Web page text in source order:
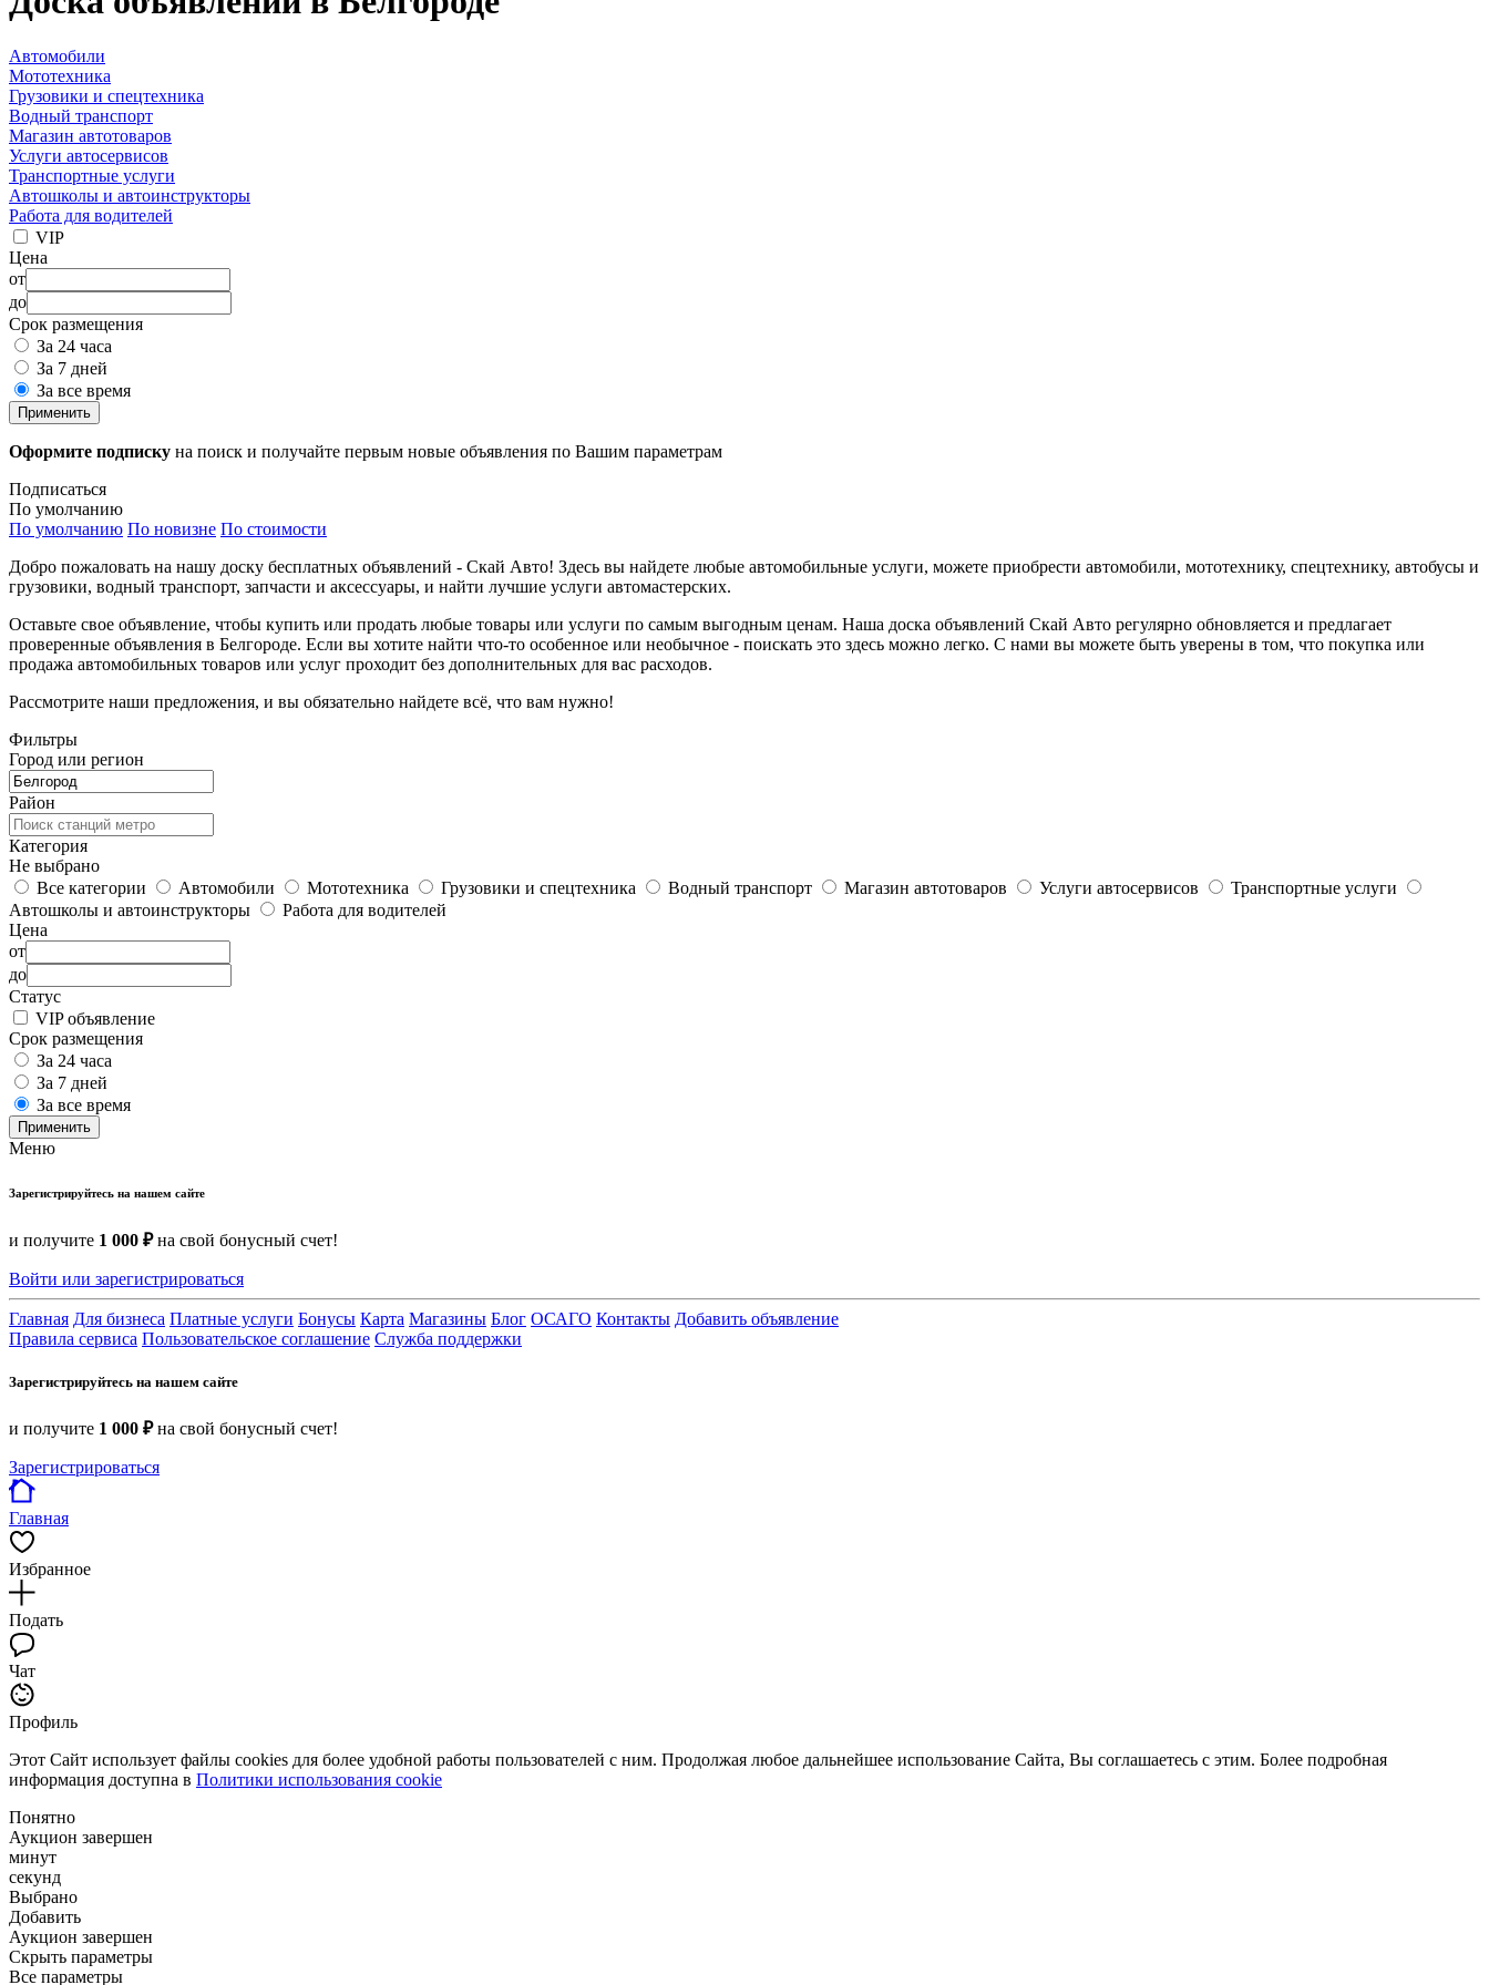
Автомобили
Мототехника
Грузовики и спецтехника
Водный транспорт
Магазин автотоваров
Услуги автосервисов
Транспортные услуги
Автошколы и автоинструкторы
Работа для водителей
VIP
Цена
от
до
Срок размещения
За 24 часа
За 7 дней
За все время
Применить
Оформите подписку на поиск и получайте первым новые объявления по Вашим параметрам
Подписаться
По умолчанию
По умолчанию По новизне По стоимости
Добро пожаловать на нашу доску бесплатных объявлений - Скай Авто! Здесь вы найдете любые автомобильные услуги, можете приобрести автомобили, мототехнику, спецтехнику, автобусы и
грузовики, водный транспорт, запчасти и аксессуары, и найти лучшие услуги автомастерских.
Оставьте свое объявление, чтобы купить или продать любые товары или услуги по самым выгодным ценам. Наша доска объявлений Скай Авто регулярно обновляется и предлагает
проверенные объявления в Белгороде. Если вы хотите найти что-то особенное или необычное - поискать это здесь можно легко. С нами вы можете быть уверены в том, что покупка или
продажа автомобильных товаров или услуг проходит без дополнительных для вас расходов.
Рассмотрите наши предложения, и вы обязательно найдете всё, что вам нужно!
Фильтры
Город или регион
Район
Категория
Не выбрано
Все категории
Автомобили Мототехника Грузовики и спецтехника Водный транспорт Магазин автотоваров Услуги автосервисов
Транспортные услуги
Автошколы и автоинструкторы
Работа для водителей
Цена
от
до
Статус
VIP объявление
Срок размещения
За 24 часа
За 7 дней
За все время
Применить
Меню
Зарегистрируйтесь на нашем сайте
и получите 1 000 ₽на свой бонусный счет!
Войти или зарегистрироваться
Главная Для бизнеса Платные услуги Бонусы Карта Магазины Блог ОСАГО Контакты Добавить объявление
Правила сервиса Пользовательское соглашение Служба поддержки
Зарегистрируйтесь на нашем сайте
и получите 1 000 ₽на свой бонусный счет!
Зарегистрироваться
Главная
Избранное
Подать
Чат
Профиль
Этот Сайт использует файлы cookies для более удобной работы пользователей с ним. Продолжая любое дальнейшее использование Сайта, Вы соглашаетесь с этим. Более подробная
информация доступна в Политики использования cookie
Понятно
Аукцион завершен
минут
секунд
Выбрано
Добавить
Аукцион завершен
Скрыть параметры
Все параметры